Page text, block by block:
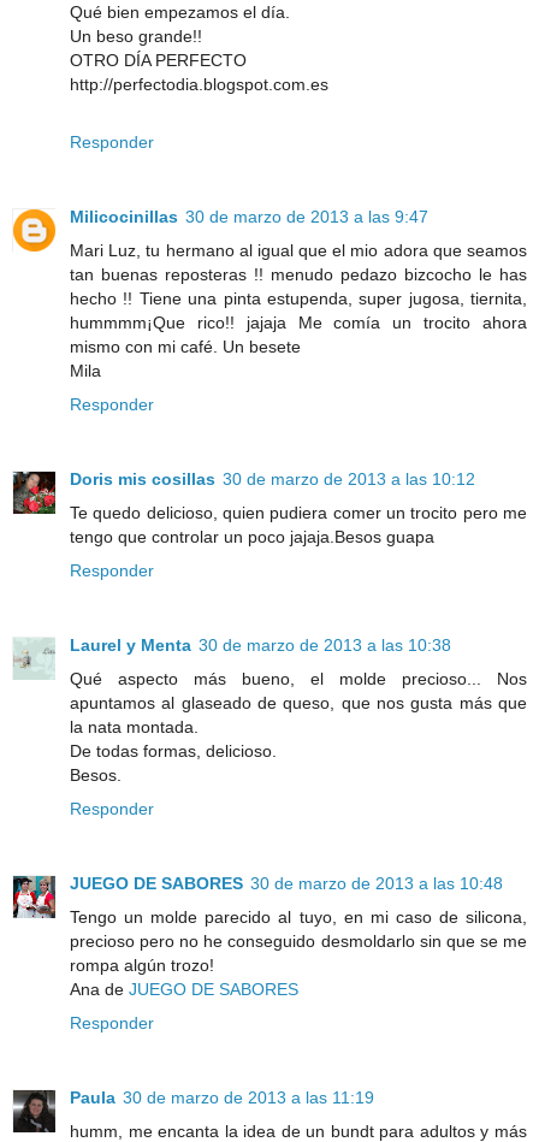
Qué bien empezamos el día.
Un beso grande!!
OTRO DÍA PERFECTO
http://perfectodia.blogspot.com.es
Responder
Milicocinillas 30 de marzo de 2013 a las 9:47
Mari Luz, tu hermano al igual que el mio adora que seamos
tan buenas reposteras !! menudo pedazo bizcocho le has
hecho !! Tiene una pinta estupenda, super jugosa, tiernita,
hummmm¡Que rico!! jajaja Me comía un trocito ahora
mismo con mi café. Un besete
Mila
Responder
Doris mis cosillas 30 de marzo de 2013 a las 10:12
Te quedo delicioso, quien pudiera comer un trocito pero me
tengo que controlar un poco jajaja.Besos guapa
Responder
Laurel y Menta 30 de marzo de 2013 a las 10:38
Qué aspecto más bueno, el molde precioso... Nos
apuntamos al glaseado de queso, que nos gusta más que
la nata montada.
De todas formas, delicioso.
Besos.
Responder
JUEGO DE SABORES 30 de marzo de 2013 a las 10:48
Tengo un molde parecido al tuyo, en mi caso de silicona,
precioso pero no he conseguido desmoldarlo sin que se me
rompa algún trozo!
Ana de JUEGO DE SABORES
Responder
Paula 30 de marzo de 2013 a las 11:19
humm, me encanta la idea de un bundt para adultos y más